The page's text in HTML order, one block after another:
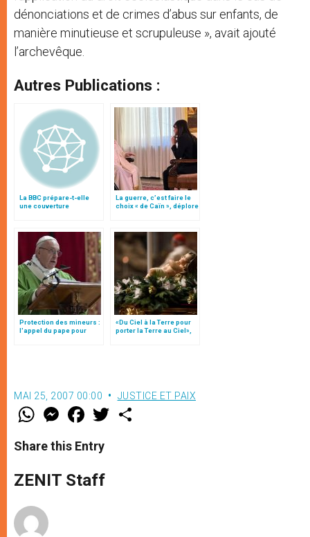
dénonciations et de crimes d’abus sur enfants, de
manière minutieuse et scrupuleuse », avait ajouté
l’archevêque.
Autres Publications :
La BBC prépare-t-elle
une couverture
La guerre, c’est faire le
choix « de Caïn », déplore
Protection des mineurs :
l'appel du pape pour
«Du Ciel à la Terre pour
porter la Terre au Ciel»,
MAI 25, 2007 00:00 JUSTICE ET PAIX
W
t
s
p
p
M
e
s
e
g
e
F
a
e
b
o
k
w
Share this Entry
ZENIT Staff